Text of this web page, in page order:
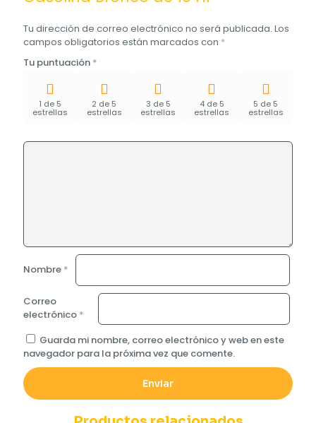
Tu dirección de correo electrónico no será publicada. Los
campos obligatorios están marcados con *
Tu puntuación *
1 de 5
estrellas
2 de 5
estrellas
3 de 5
estrellas
4 de 5
estrellas
5 de 5
estrellas
Nombre *
Correo
electrónico *
Guarda mi nombre, correo electrónico y web en este
navegador para la próxima vez que comente.